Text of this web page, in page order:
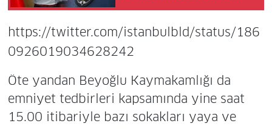
https://twitter.com/istanbulbld/status/186
0926019034628242
Öte yandan Beyoğlu Kaymakamlığı da
emniyet tedbirleri kapsamında yine saat
15.00 itibariyle bazı sokakları yaya ve